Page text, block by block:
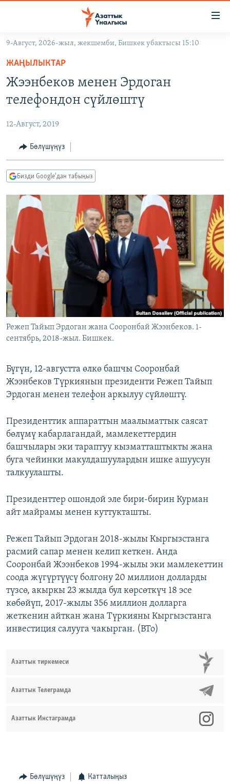
Навигацияга
өтүңүз
Издөөгө
салыңыз
КЫРГЫЗСТАН
КЫРГЫЗСТАН
ЭКОНОМИКА
МАДАНИЯТ
ДҮЙНӨ
БОРБОР АЗИЯ
УКРАИНА
АТАЙЫН ИЛИКТӨӨ
ТВ ПРОГРАММАЛАР
ЭКСПЕРТТЕР ТАЛДАЙТ
БИЗ ЖАНА ДҮЙНӨ
ДАНИСТЕ
ЭЖЕ-СИҢДИЛЕР
АЗАТТЫК+
ЫҢГАЙСЫЗ СУРООЛОР
ӨЗГӨЧӨ ПИКИР
Русский
ОНЛАЙН ШЕРИНЕ
ЭЕ/АРнун бардык сайттары
9-Август, 2026-жыл, жекшемби, Бишкек убактысы 15:10
ЖАҢЫЛЫКТАР
Жээнбеков менен Эрдоган
телефондон сүйлөштү
12-Август, 2019
Бөлүшүңүз
Бизди Google'дан табыңыз
Режеп Тайып Эрдоган жана Сооронбай Жээнбеков. 1-
сентябрь, 2018-жыл. Бишкек.
Бүгүн, 12-августта өлкө башчы Сооронбай
Жээнбеков Түркиянын президенти Режеп Тайып
Эрдоган менен телефон аркылуу сүйлөштү.
Президенттик аппараттын маалыматтык саясат
бөлүмү кабарлагандай, мамлекеттердин
башчылары эки тараптуу кызматташтыкты жана
буга чейинки макулдашуулардын ишке ашуусун
талкуулашты.
Президенттер ошондой эле бири-бирин Курман
айт майрамы менен куттукташты.
Режеп Тайып Эрдоган 2018-жылы Кыргызстанга
расмий сапар менен келип кеткен. Анда
Сооронбай Жээнбеков 1994-жылы эки мамлекеттин
соода жүгүртүүсү болгону 20 миллион долларды
түзсө, акыркы 23 жылда бул көрсөткүч 18 эсе
көбөйүп, 2017-жылы 356 миллион долларга
жеткенин айткан жана Түркияны Кыргызстанга
инвестиция салууга чакырган. (BTo)
Азаттык тиркемеси
Азаттык Телеграмда
Азаттык Инстаграмда
Бөлүшүңүз Катталыңыз